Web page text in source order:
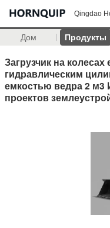
Qingdao
Дом Продукты
Загрузчик на
гидравлическим
емкостью ведра 2 м3
проектов